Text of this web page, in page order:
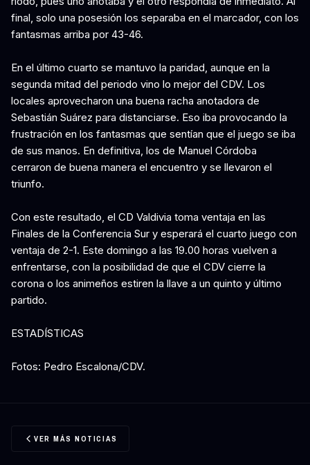
final, solo una posesión los separaba en el marcador, con los
fantasmas arriba por 43-46.
En el último cuarto se mantuvo la paridad, aunque en la
segunda mitad del periodo vino lo mejor del CDV. Los
locales aprovecharon una buena racha anotadora de
Sebastián Suárez para distanciarse. Eso iba provocando la
frustración en los fantasmas que sentían que el juego se iba
de sus manos. En definitiva, los de Manuel Córdoba
cerraron de buena manera el encuentro y se llevaron el
triunfo.
Con este resultado, el CD Valdivia toma ventaja en las
Finales de la Conferencia Sur y esperará el cuarto juego con
ventaja de 2-1. Este domingo a las 19.00 horas vuelven a
enfrentarse, con la posibilidad de que el CDV cierre la
corona o los animeños estiren la llave a un quinto y último
partido.
ESTADÍSTICAS
Fotos: Pedro Escalona/CDV.
VER MÁS NOTICIAS